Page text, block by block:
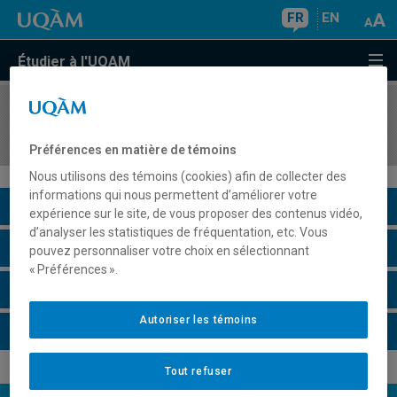
FR EN
Étudier à l'UQAM
COURS//
Description du cours
Horaire - Été 2026
Préférences en matière de témoins
Nous utilisons des témoins (cookies) afin de collecter des
informations qui nous permettent d’améliorer votre
expérience sur le site, de vous proposer des contenus vidéo,
d’analyser les statistiques de fréquentation, etc. Vous
pouvez personnaliser votre choix en sélectionnant
« Préférences ».
Tout refuser
Autoriser les témoins